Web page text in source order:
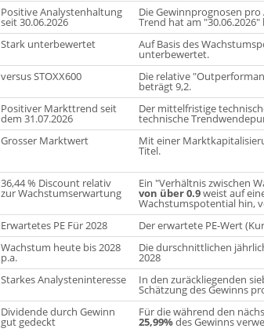
Positive Analystenhaltung
seit 30.06.2026
Die Gewinnprognosen
Trend hat am
Stark unterbewertet Auf Basis des
unterbewertet.
versus STOXX600 Die relative
beträgt 9,2.
Positiver Markttrend seit
dem 31.07.2026
Der mittelfristige
technische
Grosser Marktwert Mit einer
Titel.
36,44 % Discount relativ
zur Wachstumserwartung
Ein "Verhältnis zwischen
von über 0.9weist auf
Wachstumspotential hin,
Erwartetes PE Für 2028
Der erwartete PE-Wert
Wachstum heute bis 2028
p.a.
Die durschnittlichen
2028
Starkes Analysteninteresse In den zuräckliegenden
Schätzung des Gewinns
Dividende durch Gewinn
gut gedeckt
Für die während den
25,99%des Gewinns